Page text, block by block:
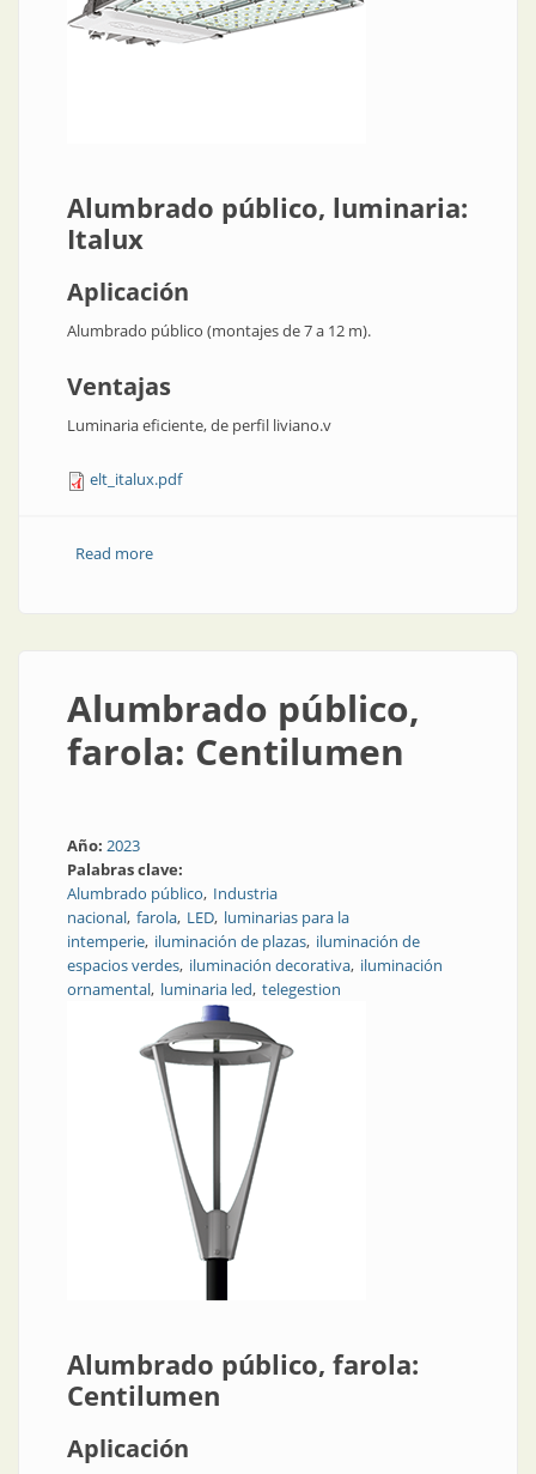
Alumbrado público, luminaria:
Italux
Aplicación
Alumbrado público (montajes de 7 a 12 m).
Ventajas
Luminaria eficiente, de perfil liviano.v
elt_italux.pdf
Read moreabout Alumbrado público, luminaria: Italux
Alumbrado público,
farola: Centilumen
Año: 2023
Palabras clave:
Alumbrado público Industria
nacional farola LED luminarias para la
intemperie iluminación de plazas iluminación de
espacios verdes iluminación decorativa iluminación
ornamental luminaria led telegestion
Alumbrado público, farola:
Centilumen
Aplicación